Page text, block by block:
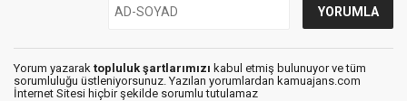
Yorum yazarak topluluk şartlarımızı kabul etmiş bulunuyor ve tüm
sorumluluğu üstleniyorsunuz. Yazılan yorumlardan kamuajans.com
İnternet Sitesi hiçbir şekilde sorumlu tutulamaz